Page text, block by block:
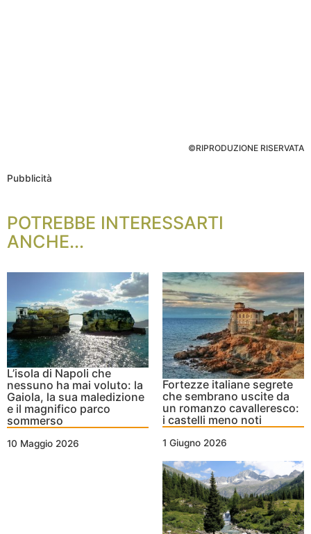
©RIPRODUZIONE RISERVATA
Pubblicità
POTREBBE INTERESSARTI
ANCHE...
L’isola di Napoli che
nessuno ha mai voluto: la
Gaiola, la sua maledizione
e il magnifico parco
sommerso
10 Maggio 2026
Fortezze italiane segrete
che sembrano uscite da
un romanzo cavalleresco:
i castelli meno noti
1 Giugno 2026